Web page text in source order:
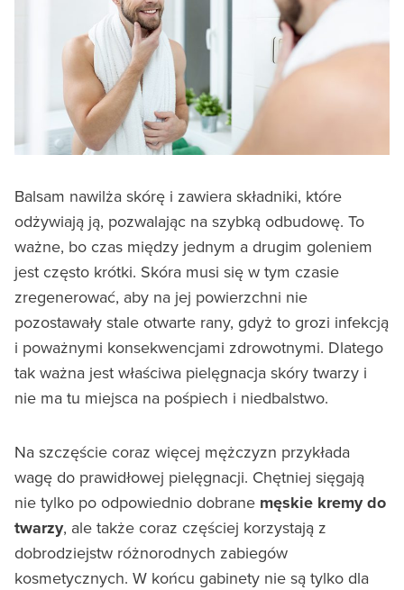
Balsam nawilża skórę i zawiera składniki, które
odżywiają ją, pozwalając na szybką odbudowę. To
ważne, bo czas między jednym a drugim goleniem
jest często krótki. Skóra musi się w tym czasie
zregenerować, aby na jej powierzchni nie
pozostawały stale otwarte rany, gdyż to grozi infekcją
i poważnymi konsekwencjami zdrowotnymi. Dlatego
tak ważna jest właściwa pielęgnacja skóry twarzy i
nie ma tu miejsca na pośpiech i niedbalstwo.
Na szczęście coraz więcej mężczyzn przykłada
wagę do prawidłowej pielęgnacji. Chętniej sięgają
nie tylko po odpowiednio dobrane męskie kremy do
twarzy, ale także coraz częściej korzystają z
dobrodziejstw różnorodnych zabiegów
kosmetycznych. W końcu gabinety nie są tylko dla